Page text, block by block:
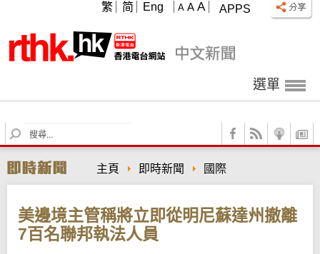
APPS
A A A
繁 简 Eng
選單
S
e
r
c
主頁 即時新聞 國際
美邊境主管稱將立即從明尼蘇達州撤離
7百名聯邦執法人員